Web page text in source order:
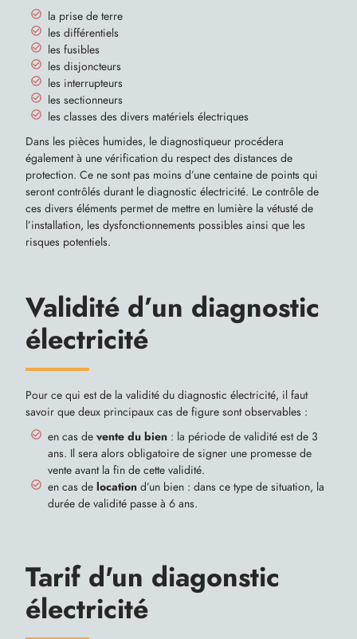
la prise de terre
les différentiels
les fusibles
les disjoncteurs
les interrupteurs
les sectionneurs
les classes des divers matériels électriques
Dans les pièces humides, le diagnostiqueur procédera
également à une vérification du respect des distances de
protection. Ce ne sont pas moins d’une centaine de points qui
seront contrôlés durant le diagnostic électricité. Le contrôle de
ces divers éléments permet de mettre en lumière la vétusté de
l’installation, les dysfonctionnements possibles ainsi que les
risques potentiels.
Validité d’un diagnostic
électricité
Pour ce qui est de la validité du diagnostic électricité, il faut
savoir que deux principaux cas de figure sont observables :
en cas de vente du bien : la période de validité est de 3
ans. Il sera alors obligatoire de signer une promesse de
vente avant la fin de cette validité.
en cas de location d’un bien : dans ce type de situation, la
durée de validité passe à 6 ans.
Tarif d'un diagonstic
électricité